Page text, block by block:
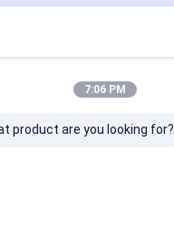
7:06 PM
product are you looking for?